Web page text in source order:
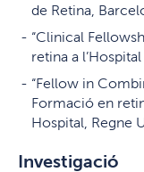
de Retina,
“Clinical
retina a
“Fellow in
Formació en
Hospital, Regne
Investigació